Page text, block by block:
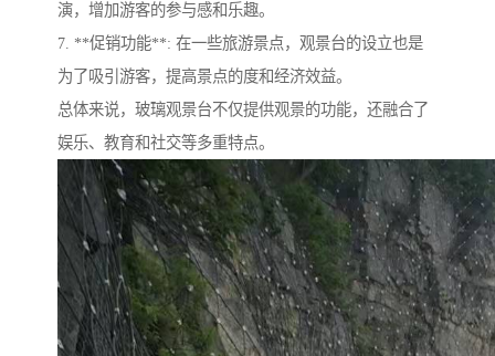
演，增加游客的参与感和乐趣。
7. **促销功能**: 在一些旅游景点，观景台的设立也是
为了吸引游客，提高景点的度和经济效益。
总体来说，玻璃观景台不仅提供观景的功能，还融合了
娱乐、教育和社交等多重特点。